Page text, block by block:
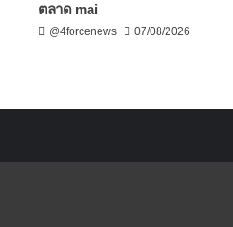
ตลาด mai
@4forcenews 07/08/2026